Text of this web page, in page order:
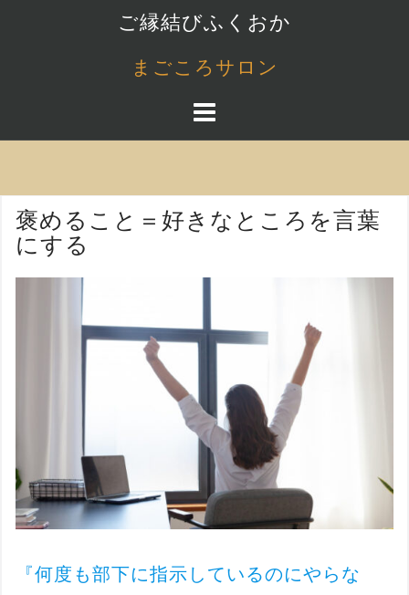
へ
キ
ご縁結びふくおか
まごころサロン
褒めること＝好きなところを言葉
にする
『何度も部下に指示しているのにやらな